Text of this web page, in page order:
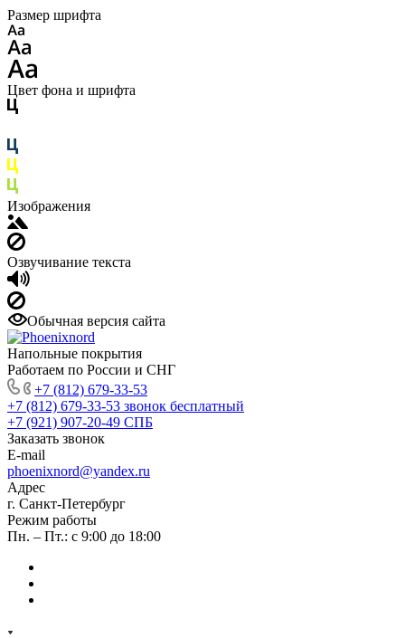
Размер шрифта
Цвет фона и шрифта
Изображения
Озвучивание текста
Обычная версия сайта
Напольные покрытия
Работаем по России и СНГ
+7 (812) 679-33-53
+7 (812) 679-33-53 звонок бесплатный
+7 (921) 907-20-49 СПБ
Заказать звонок
E-mail
phoenixnord@yandex.ru
Адрес
г. Санкт-Петербург
Режим работы
Пн. – Пт.: с 9:00 до 18:00